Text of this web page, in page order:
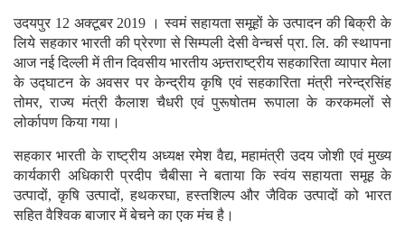
उदयपुर 12 अक्टूबर 2019 । स्वमं सहायता समूहों के उत्पादन की बिक्री के
लिये सहकार भारती की प्रेरणा से सिम्पली देसी वेन्चर्स प्रा. लि. की स्थापना
आज नई दिल्ली में तीन दिवसीय भारतीय अन्र्तराष्ट्रीय सहकारिता व्यापार मेला
के उद्घाटन के अवसर पर केन्द्रीय कृषि एवं सहकारिता मंत्री नरेन्द्रसिंह
तोमर, राज्य मंत्री कैलाश चैधरी एवं पुरूषोतम रूपाला के करकमलों से
लोर्कापण किया गया।
सहकार भारती के राष्ट्रीय अध्यक्ष रमेश वैद्य, महामंत्री उदय जोशी एवं मुख्य
कार्यकारी अधिकारी प्रदीप चैबीसा ने बताया कि स्वंय सहायता समूह के
उत्पादों, कृषि उत्पादों, हथकरघा, हस्तशिल्प और जैविक उत्पादों को भारत
सहित वैश्विक बाजार में बेचने का एक मंच है।